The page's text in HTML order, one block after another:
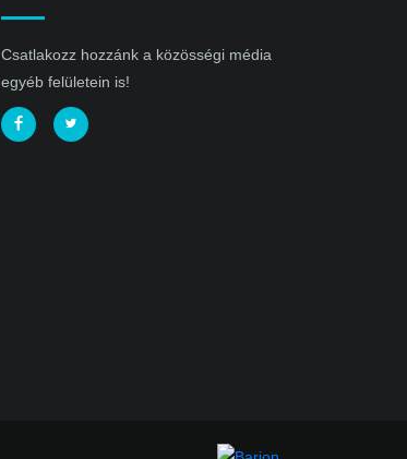
Csatlakozz hozzánk a közösségi média
egyéb felületein is!